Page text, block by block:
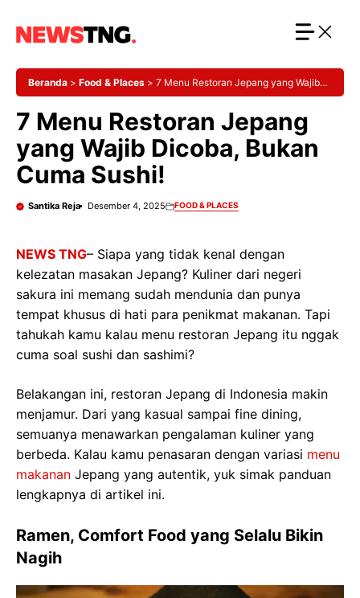
Beranda > Food & Places > 7 Menu Restoran Jepang yang Wajib
7 Menu Restoran Jepang
yang Wajib Dicoba, Bukan
Cuma Sushi!
Santika Reja Desember 4, 2025 FOOD & PLACES
NEWS TNG– Siapa yang tidak kenal dengan
kelezatan masakan Jepang? Kuliner dari negeri
sakura ini memang sudah mendunia dan punya
tempat khusus di hati para penikmat makanan. Tapi
tahukah kamu kalau menu restoran Jepang itu nggak
cuma soal sushi dan sashimi?
Belakangan ini, restoran Jepang di Indonesia makin
menjamur. Dari yang kasual sampai fine dining,
semuanya menawarkan pengalaman kuliner yang
berbeda. Kalau kamu penasaran dengan variasi menu
makanan Jepang yang autentik, yuk simak panduan
lengkapnya di artikel ini.
Ramen, Comfort Food yang Selalu Bikin
Nagih